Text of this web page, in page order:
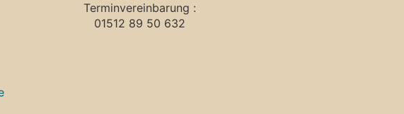
Terminvereinbarung :
01512 89 50 632